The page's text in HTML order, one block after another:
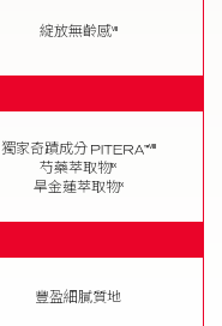
綻放無齡感VII
獨家奇蹟成分PITERATMVIII
芍藥萃取物IX
旱金蓮萃取物X
豐盈細膩質地